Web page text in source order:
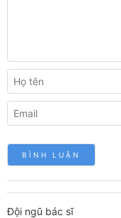
Đội ngũ bác sĩ